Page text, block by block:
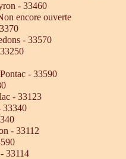
- 33460
encore ouverte
- 33570
- 33590
- 33123
33340
- 33112
33114